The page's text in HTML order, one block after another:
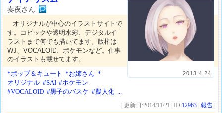
2013.4.24
奏夜さん
オリジナルが中心のイラストサイトで
す。コピックや透明水彩、デジタルイ
ラストまで何でも描いてます。版権は
WJ、VOCALOID、ポケモンなど。仕事
のイラストも載せてます。
*ポップ＆キュート
*お姉さん *
オリジナル #SAI #ポケモン
#VOCALOID #黒子のバスケ #擬人化 ...
| 更新日:2014/11/21 | ID:12963 |報告